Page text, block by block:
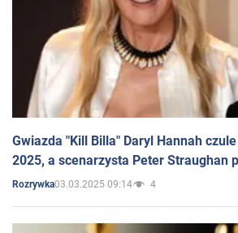
Gwiazda "Kill Billa" Daryl Hannah
2025, a scenarzysta Peter Straughan
Rozrywka03.03.2025 09:14 4